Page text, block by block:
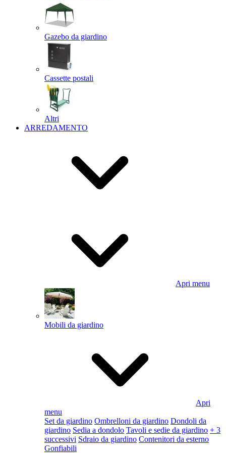
Gazebo da giardino
Cassette postali
Altri
ARREDAMENTO
Apri menu
Mobili da giardino
Apri
menu
Set da giardino Ombrelloni da giardino Dondoli da
giardino Sedia a dondolo Tavoli e sedie da giardino + 3
successivi Sdraio da giardino Contenitori da esterno
Gonfiabili